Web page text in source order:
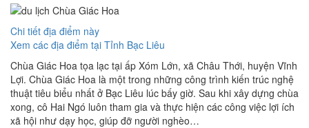
Chi tiết địa điểm này
Xem các địa điểm tại Tỉnh Bạc Liêu
Chùa Giác Hoa tọa lạc tại ấp Xóm Lớn, xã Châu Thới, huyện Vĩnh
Lợi. Chùa Giác Hoa là một trong những công trình kiến trúc nghệ
thuật tiêu biểu nhất ở Bạc Liêu lúc bấy giờ. Sau khi xây dựng chùa
xong, cô Hai Ngó luôn tham gia và thực hiện các công việc lợi ích
xã hội như dạy học, giúp đỡ người nghèo…